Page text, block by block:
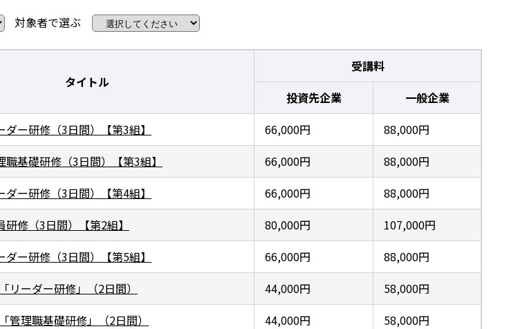
対象者で選ぶ
タイトル
受講料
投資先企業
一般企業
ダー研修（3日間）【第3組】 66,000円
88,000円
職基礎研修（3日間）【第3組】 66,000円
88,000円
ダー研修（3日間）【第4組】 66,000円
88,000円
研修（3日間）【第2組】 80,000円
107,000円
ダー研修（3日間）【第5組】 66,000円
88,000円
リーダー研修」（2日間） 44,000円
58,000円
管理職基礎研修」（2日間） 44,000円
58,000円